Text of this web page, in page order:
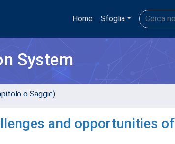
Home Sfoglia
System
o Saggio)
and opportunities of